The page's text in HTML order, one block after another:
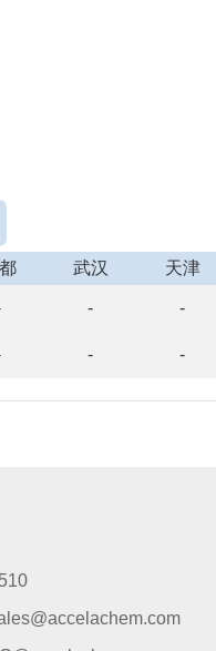
武汉 天津
- -
- -